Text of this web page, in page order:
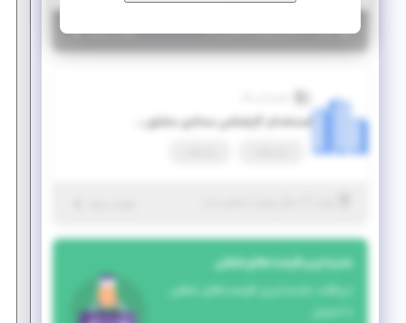
تهران |۶ سال پیش | منقضی شده جزئیات بیشتر
جدیدترین فرصت‌های شغلی
دریافت جدیدترین فرصت‌های شغلی
با ایمیل